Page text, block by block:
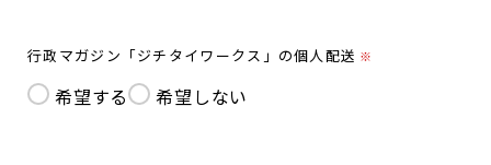
行政マガジン「ジチタイワークス」の個人配送 ※
希望する 希望しない